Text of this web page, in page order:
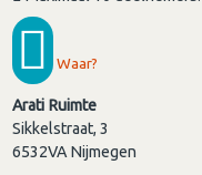
Waar?
Arati Ruimte
Sikkelstraat, 3
6532VA Nijmegen